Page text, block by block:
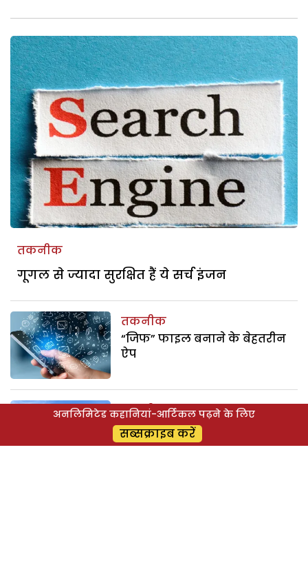
तकनीक
गूगल से ज्यादा सुरक्षित हैं ये सर्च इंजन
तकनीक
“जिफ” फाइल बनाने के बेहतरीन
ऐप
तकनीक
एयर इंडिया अपने प्लेन में दे सकती
है वाई-फाई
अनलिमिटेड कहानियां-आर्टिकल पढ़ने के लिए
सब्सक्राइब करें